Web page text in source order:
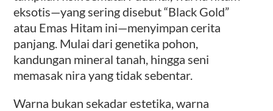
eksotis—yang sering disebut “Black Gold”
atau Emas Hitam ini—menyimpan cerita
panjang. Mulai dari genetika pohon,
kandungan mineral tanah, hingga seni
memasak nira yang tidak sebentar.
Warna bukan sekadar estetika, warna